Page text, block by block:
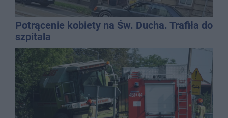
Potrącenie kobiety na Św. Ducha. Trafiła do
szpitala